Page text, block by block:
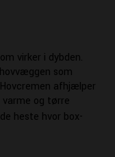
virker i dybden.
som
afhjælper
og tørre
heste hvor box-